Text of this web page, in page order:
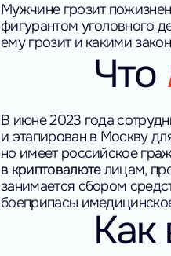
Мужчине грозит
фигурантом уголовного
ему грозит и какими
Что
В июне 2023 года
и этапирован в Москву
но имеет российское
в криптовалютелицам,
занимается сбором
боеприпасы